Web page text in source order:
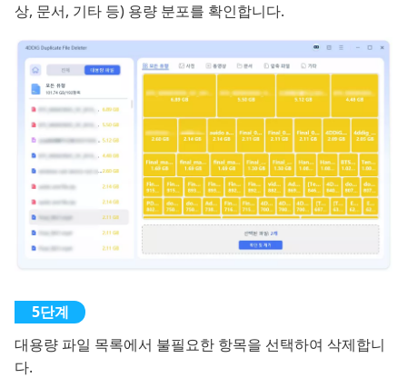
상, 문서, 기타 등) 용량 분포를 확인합니다.
대용량 파일 목록에서 불필요한 항목을 선택하여 삭제합니
다.